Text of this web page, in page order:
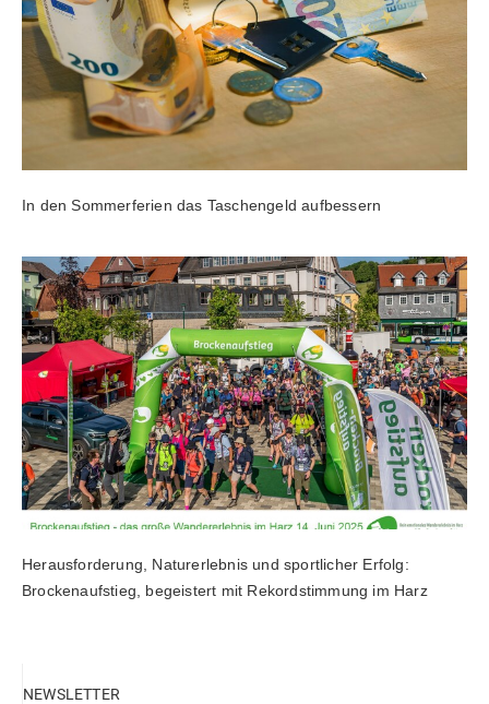
In den Sommerferien das Taschengeld aufbessern
Herausforderung, Naturerlebnis und sportlicher Erfolg:
Brockenaufstieg, begeistert mit Rekordstimmung im Harz
NEWSLETTER